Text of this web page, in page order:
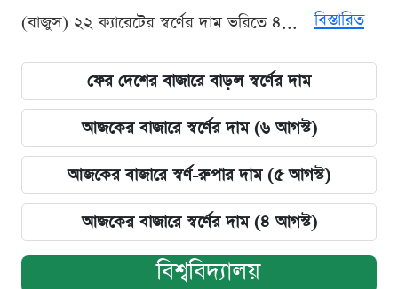
(বাজুস) ২২ ক্যারেটের স্বর্ণের দাম ভরিতে ৪...
বিস্তারিত
ফের দেশের বাজারে বাড়ল স্বর্ণের দাম
আজকের বাজারে স্বর্ণের দাম (৬ আগস্ট)
আজকের বাজারে স্বর্ণ-রুপার দাম (৫ আগস্ট)
আজকের বাজারে স্বর্ণের দাম (৪ আগস্ট)
বিশ্ববিদ্যালয়